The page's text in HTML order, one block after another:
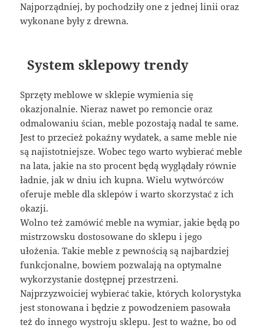
Najporządniej, by pochodziły one z jednej linii oraz
wykonane były z drewna.
System sklepowy trendy
Sprzęty meblowe w sklepie wymienia się
okazjonalnie. Nieraz nawet po remoncie oraz
odmalowaniu ścian, meble pozostają nadal te same.
Jest to przecież pokaźny wydatek, a same meble nie
są najistotniejsze. Wobec tego warto wybierać meble
na lata, jakie na sto procent będą wyglądały równie
ładnie, jak w dniu ich kupna. Wielu wytwórców
oferuje meble dla sklepów i warto skorzystać z ich
okazji.
Wolno też zamówić meble na wymiar, jakie będą po
mistrzowsku dostosowane do sklepu i jego
ułożenia. Takie meble z pewnością są najbardziej
funkcjonalne, bowiem pozwalają na optymalne
wykorzystanie dostępnej przestrzeni.
Najprzyzwoiciej wybierać takie, których kolorystyka
jest stonowana i będzie z powodzeniem pasowała
też do innego wystroju sklepu. Jest to ważne, bo od